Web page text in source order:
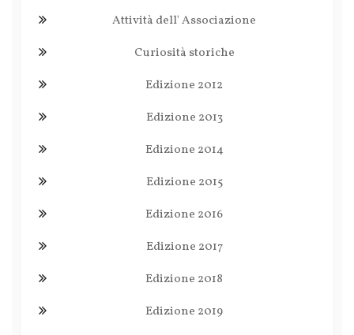
Attività dell' Associazione
Curiosità storiche
Edizione 2012
Edizione 2013
Edizione 2014
Edizione 2015
Edizione 2016
Edizione 2017
Edizione 2018
Edizione 2019